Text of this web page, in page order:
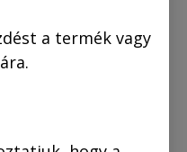
a termék vagy